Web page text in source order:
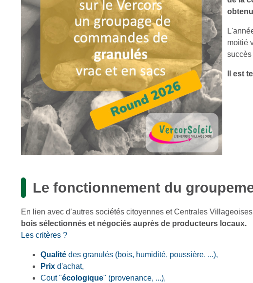
moitié
succès
Il est
Le fonctionnement du
En lien avec d’autres sociétés citoyennes et Centrales
bois sélectionnés et négociés auprès de producteurs locaux.
Les critères ?
Qualité des granulés (bois, humidité, poussière, ...),
Prix d'achat,
Cout "écologique" (provenance, ...),